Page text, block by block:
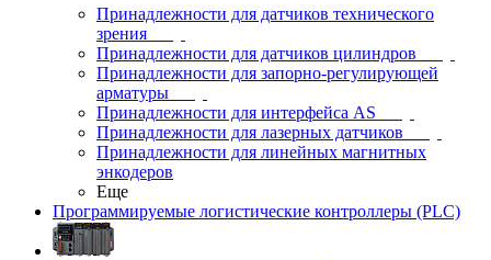
Принадлежности для датчиков технического
зрения
Принадлежности для датчиков цилиндров
Принадлежности для запорно-регулирующей
арматуры
Принадлежности для интерфейса AS
Принадлежности для лазерных датчиков
Принадлежности для линейных магнитных
энкодеров
Еще
Программируемые логистические контроллеры (PLC)